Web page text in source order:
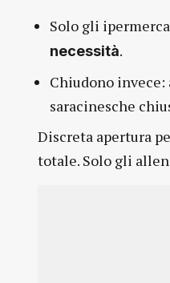
Solo gli
necessità.
Chiudono
saracinesche
Discreta apertura
totale. Solo gli